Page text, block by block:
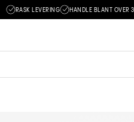
RASK LEVERING HANDLE BLANT OVER